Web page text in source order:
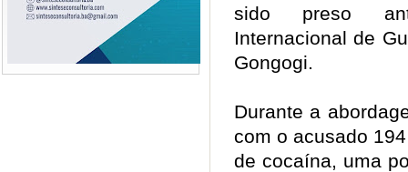
sido preso
Internacional de
Gongogi.
Durante a
com o acusado
de cocaína, uma